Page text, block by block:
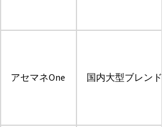
アセマネOne 国内大型ブレンド